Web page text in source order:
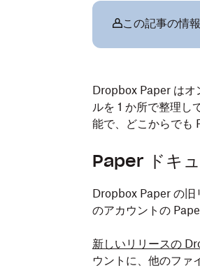
この記事の情
Dropbox Paper はオ
ルを 1 か所で整理し
能で、どこからでも
Paper ドキ
Dropbox Paper の
のアカウントの
新しいリリースの
ウントに、他のファ